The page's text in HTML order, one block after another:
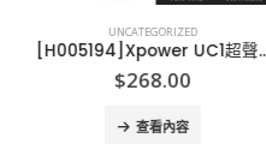
UNCATEGORIZED
[H005194]Xpower UC1超聲波清洗機
268.00
查看內容